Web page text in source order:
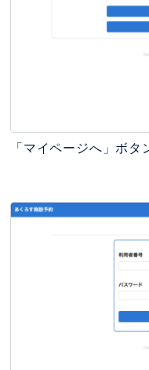
「マイページへ」ボタ